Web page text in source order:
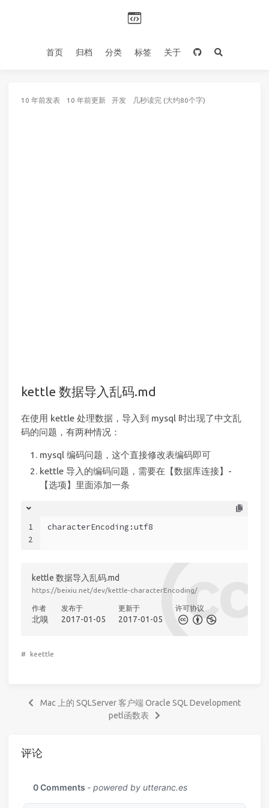
首页 归档 分类 标签 关于
10 年前发表 10 年前更新 开发 几秒读完 (大约80个字)
kettle 数据导入乱码.md
在使用 kettle 处理数据，导入到 mysql 时出现了中文乱
码的问题，有两种情况：
mysql 编码问题，这个直接修改表编码即可
kettle 导入的编码问题，需要在【数据库连接】-
【选项】里面添加一条
1
2
characterEncoding:utf8
kettle 数据导入乱码.md
https://beixiu.net/dev/kettle-characterEncoding/
作者
北嗅
发布于
2017-01-05
更新于
2017-01-05
许可协议
# keettle
Mac 上的 SQLServer 客户端 Oracle SQL Development
petl函数表
评论